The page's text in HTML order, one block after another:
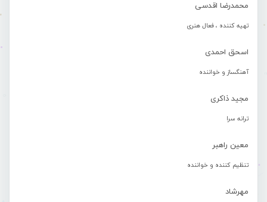
محمدرضا اقدسی
تهیه کننده ، فعال هنری
اسحق احمدی
آهنگساز و خواننده
مجید ذاکری
ترانه سرا
معین راهبر
تنظیم کننده و خواننده
مهرشاد